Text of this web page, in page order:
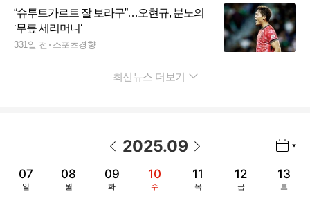
“슈투트가르트 잘 보라구”…오현규, 분노의
‘무릎 세리머니‘
331일 전 스포츠경향
최신뉴스 더보기
2025.09
07
일
08
월
09
화
10
수
11
목
12
금
13
토